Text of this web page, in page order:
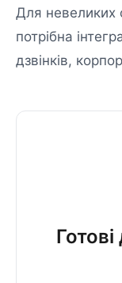
Для невеликих
потрібна
дзвінків,